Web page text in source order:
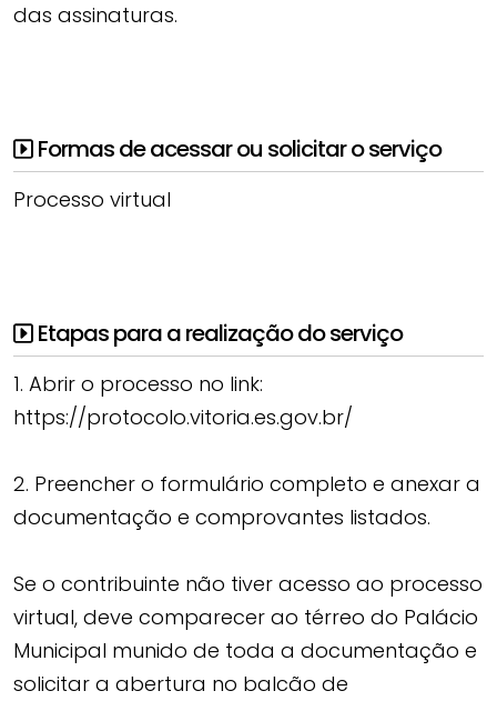
das assinaturas.
Formas de acessar ou solicitar o serviço
Processo virtual
Etapas para a realização do serviço
1. Abrir o processo no link:
https://protocolo.vitoria.es.gov.br/
2. Preencher o formulário completo e anexar a
documentação e comprovantes listados.
Se o contribuinte não tiver acesso ao processo
virtual, deve comparecer ao térreo do Palácio
Municipal munido de toda a documentação e
solicitar a abertura no balcão de